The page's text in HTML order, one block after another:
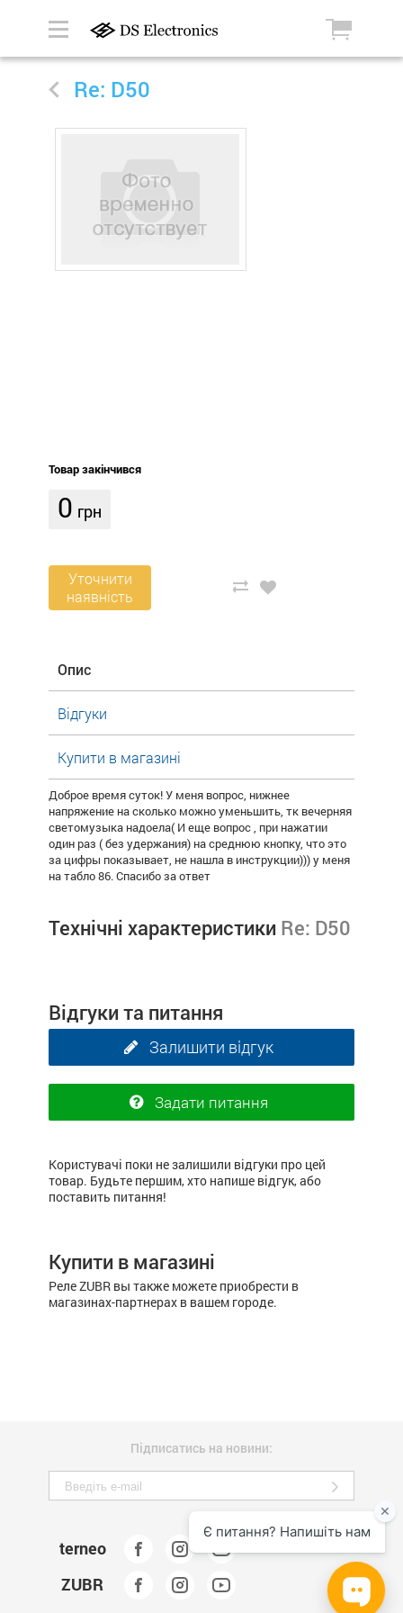
Re: D50
Товар закінчився
0 грн
Уточнити
наявність
Опис
Відгуки
Купити в магазині
Доброе время суток! У меня вопрос, нижнее
напряжение на сколько можно уменьшить, тк вечерняя
светомузыка надоела( И еще вопрос , при нажатии
один раз ( без удержания) на среднюю кнопку, что это
за цифры показывает, не нашла в инструкции))) у меня
на табло 86. Спасибо за ответ
Технічні характеристики Re: D50
Відгуки та питання
Залишити відгук
Задати питання
Користувачі поки не залишили відгуки про цей
товар. Будьте першим, хто напише відгук, або
поставить питання!
Купити в магазині
Реле ZUBR вы также можете приобрести в
магазинах-партнерах в вашем городе.
Підписатись на новини:
terneo
ZUBR